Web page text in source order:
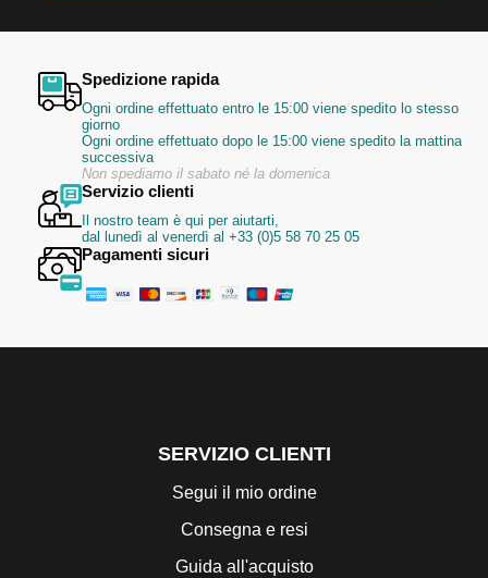
Spedizione rapida
Ogni ordine effettuato entro le 15:00 viene spedito lo stesso
giorno
Ogni ordine effettuato dopo le 15:00 viene spedito la mattina
successiva
Non spediamo il sabato né la domenica
Servizio clienti
Il nostro team è qui per aiutarti,
dal lunedì al venerdì al +33 (0)5 58 70 25 05
Pagamenti sicuri
SERVIZIO CLIENTI
Segui il mio ordine
Consegna e resi
Guida all'acquisto